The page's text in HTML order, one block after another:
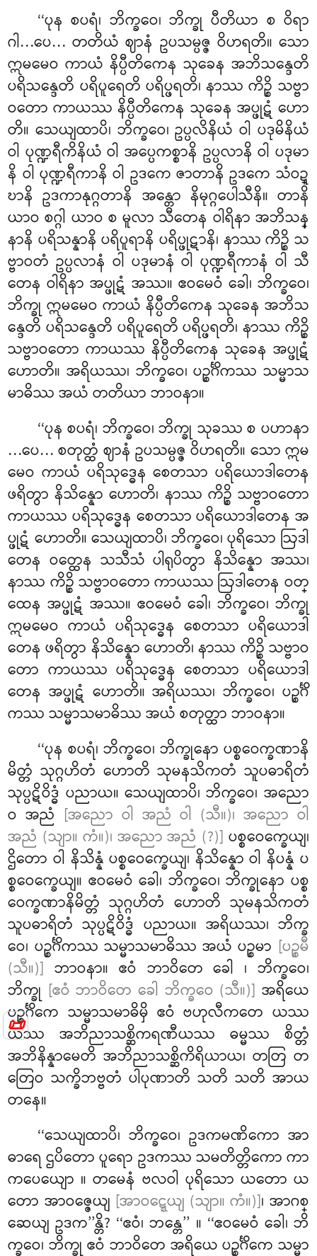
📜
‘‘ပုနစပရံ၊ ဘိက္ခဝေ၊ ဘိက္ခု ပီတိယာ စ ဝိရာ
ဂါ…ပေ… တတိယံ ဈာနံ ဥပသမ္ပဇ္ဇ ဝိဟရတိ။ သော
ဣမမေဝ ကာယံ နိပ္ပီတိကေန သုခေန အဘိသန္ဒေတိ
ပရိသန္ဒေတိ ပရိပူရေတိ ပရိပ္ဖရတိ၊ နာဿ ကိဉ္စိ သဗ္ဗာ
ဝတော ကာယဿ နိပ္ပီတိကေန သုခေန အပ္ဖုဋံ ဟော
တိ။ သေယျထာပိ၊ ဘိက္ခဝေ၊ ဥပ္ပလိနိယံ ဝါ ပဒုမိနိယံ
ဝါ ပုဏ္ဍရီကိနိယံဝါ အပ္ပေကစ္စာနိ ဥပ္ပလာနိ ဝါ ပဒုမာ
နိ ဝါ ပုဏ္ဍရီကာနိ ဝါ ဥဒကေ ဇာတာနိ ဥဒကေ သံဝဍ္
ဎာနိ ဥဒကာနုဂ္ဂတာနိ အန္တော နိမုဂ္ဂပေါသီနိ။ တာနိ
ယာဝစဂ္ဂါ ယာဝ စ မူလာ သီတေန ဝါရိနာ အဘိသန္
နာနိ ပရိသန္နာနိ ပရိပူရာနိ ပရိပ္ဖုဋာနိ၊ နာဿ ကိဉ္စိ သ
ဗ္ဗာဝတံ ဥပ္ပလာနံ ဝါ ပဒုမာနံ ဝါ ပုဏ္ဍရီကာနံ ဝါ သီ
တေန ဝါရိနာ အပ္ဖုဋံ အဿ။ ဧဝမေဝံ ခေါ၊ ဘိက္ခဝေ၊
ဘိက္ခု ဣမမေဝ ကာယံ နိပ္ပီတိကေန သုခေန အဘိသ
န္ဒေတိ ပရိသန္ဒေတိ ပရိပူရေတိ ပရိပ္ဖရတိ၊ နာဿ ကိဉ္စိ
သဗ္ဗာဝတော ကာယဿ နိပ္ပီတိကေန သုခေန အပ္ဖုဋံ
ဟောတိ။ အရိယဿ၊ ဘိက္ခဝေ၊ ပဉ္စင်္ဂိကဿ သမ္မာသ
မာဓိဿ အယံ တတိယာ ဘာဝနာ။
‘‘ပုန စပရံ၊ ဘိက္ခဝေ၊ ဘိက္ခု သုခဿ စ ပဟာနာ
…ပေ… စတုတ္ထံ ဈာနံ ဥပသမ္ပဇ္ဇ ဝိဟရတိ။ သော ဣမ
မေဝ ကာယံ ပရိသုဒ္ဓေန စေတသာ ပရိယောဒါတေန
ဖရိတွာ နိသိန္နော ဟောတိ၊ နာဿ ကိဉ္စိ သဗ္ဗာဝတော
ကာယဿ ပရိသုဒ္ဓေန စေတသာ ပရိယောဒါတေန အ
ပ္ဖုဋံ ဟောတိ။ သေယျထာပိ၊ ဘိက္ခဝေ၊ ပုရိသော ဩဒါ
တေန ဝတ္ထေန သသီသံ ပါရုပိတွာ နိသိန္နော အဿ၊
နာဿ ကိဉ္စိ သဗ္ဗာဝတော ကာယဿ ဩဒါတေန ဝတ္
ထေန အပ္ဖုဋံ အဿ။ ဧဝမေဝံ ခေါ၊ ဘိက္ခဝေ၊ ဘိက္ခု
ဣမမေဝ ကာယံ ပရိသုဒ္ဓေန စေတသာ ပရိယောဒါ
တေန ဖရိတွာ နိသိန္နော ဟောတိ၊ နာဿ ကိဉ္စိ သဗ္ဗာဝ
တော ကာယဿ ပရိသုဒ္ဓေန စေတသာ ပရိယောဒါ
တေန အပ္ဖုဋံ ဟောတိ။ အရိယဿ၊ ဘိက္ခဝေ၊ ပဉ္စင်္ဂိ
ကဿ သမ္မာသမာဓိဿ အယံ စတုတ္ထာ ဘာဝနာ။
‘‘ပုန စပရံ၊ ဘိက္ခဝေ၊ ဘိက္ခုနော ပစ္စဝေက္ခဏာနိ
မိတ္တံ သုဂ္ဂဟိတံ ဟောတိ သုမနသိကတံ သူပဓာရိတံ
သုပ္ပဋိဝိဒ္ဓံ ပညာယ။ သေယျထာပိ၊ ဘိက္ခဝေ၊ အညော
ဝ အညံ [အညော ဝါ အညံ ဝါ (သီ။)၊ အညော ဝါ
အညံ (သျာ။ ကံ။)၊ အညော အညံ (?)] ပစ္စဝေက္ခေယျ၊
ဌိတော ဝါ နိသိန္နံ ပစ္စဝေက္ခေယျ၊ နိသိန္နော ဝါ နိပန္နံ ပ
စ္စဝေက္ခေယျ။ ဧဝမေဝံ ခေါ၊ ဘိက္ခဝေ၊ ဘိက္ခုနော ပစ္စ
ဝေက္ခဏာနိမိတ္တံသုဂ္ဂဟိတံ ဟောတိ သုမနသိကတံ
သူပဓာရိတံ သုပ္ပဋိဝိဒ္ဓံ ပညာယ။ အရိယဿ၊ ဘိက္ခ
ဝေ၊ ပဉ္စင်္ဂိကဿ သမ္မာသမာဓိဿ အယံ ပဉ္စမာ [ပဉ္စမီ
(သီ။)] ဘာဝနာ။ ဧဝံ ဘာဝိတေ ခေါ ၊ ဘိက္ခဝေ၊
ဘိက္ခု [ဧဝံ ဘာဝိတေ ခေါ ဘိက္ခဝေ (သီ။)] အရိယေ
ပဉ္စင်္ဂိကေ သမ္မာသမာဓိမှိ ဧဝံ ဗဟုလီကတေ ယဿ
ယဿ အဘိညာသစ္ဆိကရဏီယဿ ဓမ္မဿ စိတ္တံ
အဘိနိန္နာမေတိ အဘိညာသစ္ဆိကိရိယာယ၊ တတြ တ
တြေဝ သက္ခိဘဗ္ဗတံ ပါပုဏာတိ သတိ သတိ အာယ
တနေ။
‘‘သေယျထာပိ၊ ဘိက္ခဝေ၊ ဥဒကမဏိကော အာ
ဓာရေ ဌပိတော ပူရော ဥဒကဿ သမတိတ္တိကော ကာ
ကပေယျော ။ တမေနံ ဗလဝါ ပုရိသော ယတော ယ
တော အာဝဇ္ဇေယျ [အာဝဋ္ဋေယျ (သျာ။ ကံ။)]၊ အာဂစ္
ဆေယျ ဥဒက’’န္တိ? ‘‘ဧဝံ၊ ဘန္တေ’’ ။ ‘‘ဧဝမေဝံ ခေါ၊ ဘိ
က္ခဝေ၊ ဘိက္ခု ဧဝံ ဘာဝိတေ အရိယေ ပဉ္စင်္ဂိကေ သမ္မာ